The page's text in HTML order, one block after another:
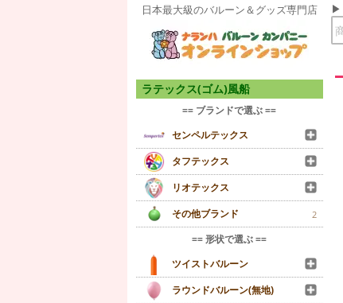
日本最大級のバルーン＆グッズ専門店
ラテックス(ゴム)風船
== ブランドで選ぶ ==
センペルテックス
タフテックス
リオテックス
その他ブランド
2
== 形状で選ぶ ==
ツイストバルーン
ラウンドバルーン(無地)